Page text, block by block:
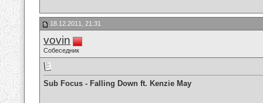
18.12.2011, 21:31
vovin
Собеседник
Sub Focus - Falling Down ft. Kenzie May